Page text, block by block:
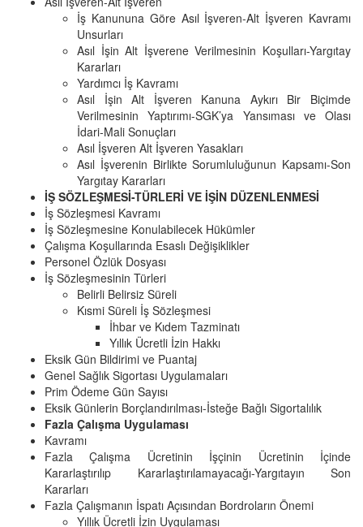
İş Kanununa Göre Asıl İşveren-Alt İşveren Kavramı
Unsurları
Asıl İşin Alt İşverene Verilmesinin Koşulları-Yargıtay
Kararları
Yardımcı İş Kavramı
Asıl İşin Alt İşveren Kanuna Aykırı Bir Biçimde
Verilmesinin Yaptırımı-SGK’ya Yansıması ve Olası
İdari-Mali Sonuçları
Asıl İşveren Alt İşveren Yasakları
Asıl İşverenin Birlikte Sorumluluğunun Kapsamı-Son
Yargıtay Kararları
İŞ SÖZLEŞMESİ-TÜRLERİ VE İŞİN DÜZENLENMESİ
İş Sözleşmesi Kavramı
İş Sözleşmesine Konulabilecek Hükümler
Çalışma Koşullarında Esaslı Değişiklikler
Personel Özlük Dosyası
İş Sözleşmesinin Türleri
Belirli Belirsiz Süreli
Kısmi Süreli İş Sözleşmesi
İhbar ve Kıdem Tazminatı
Yıllık Ücretli İzin Hakkı
Eksik Gün Bildirimi ve Puantaj
Genel Sağlık Sigortası Uygulamaları
Prim Ödeme Gün Sayısı
Eksik Günlerin Borçlandırılması-İsteğe Bağlı Sigortalılık
Fazla Çalışma Uygulaması
Kavramı
Fazla Çalışma Ücretinin İşçinin Ücretinin İçinde
Kararlaştırılıp Kararlaştırılamayacağı-Yargıtayın Son
Kararları
Fazla Çalışmanın İspatı Açısından Bordroların Önemi
Yıllık Ücretli İzin Uygulaması